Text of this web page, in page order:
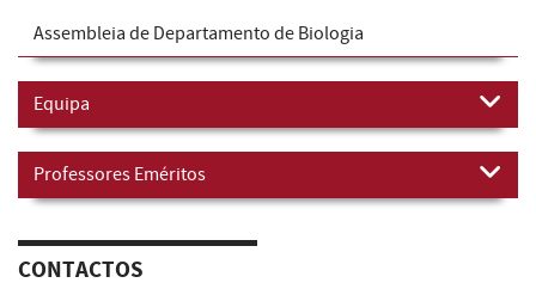
Assembleia de Departamento de Biologia
Equipa
Professores Eméritos
CONTACTOS